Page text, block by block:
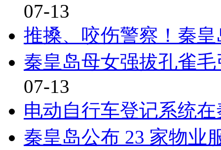
07-13
推搡、咬伤警察！秦
秦皇岛母女强拔孔雀
07-13
电动自行车登记系统
秦皇岛公布 23 家物业